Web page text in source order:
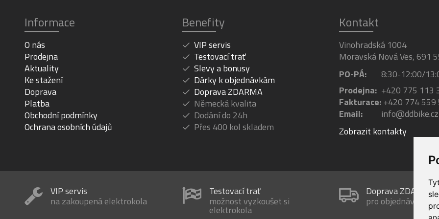
Informace
O nás
Prodejna
Aktuality
Ke stažení
Doprava
Platba
Obchodní podmínky
Ochrana osobních údajů
Benefity
VIP servis
Testovací trať
Slevy a bonusy
Dárky k objednávkám
Doprava ZDARMA
Německá kvalita
Dodání do 24h
Přes 400 kol skladem
Kontakt
Vinohradská 1004
Moravská Nová Ves, 691
PO-PÁ:
8:30-12:00/
Prodejna: +420 775 113
Fakturace:+420 774 559
Email:
info@ddbike.cz
Zobrazit kontakty
VIP servis
na zakoupená elektrokola
Testovací trať
možnost vyzkoušet si
elektrokola
Doprava ZDARMA
pro objednávky